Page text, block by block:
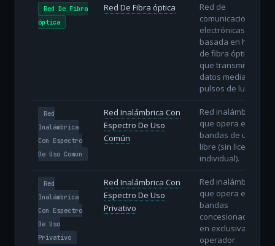
Red De Fibra
óptica
Red De Fibra óptica
Red de
comunicaciones
electrónicas
basada en hilos
de fibra óptica
que transmiten
datos mediante
pulsos de luz.
Red
Inalámbrica
Con Espectro
De Uso Común
Red Inalámbrica Con
Espectro De Uso
Común
Red inalámbrica
que opera en
bandas de uso
libre (sin licencia
individual).
Red
Inalámbrica
Con Espectro
De Uso
Privativo
Red Inalámbrica Con
Espectro De Uso
Privativo
Red inalámbrica
que opera en
bandas
concesionadas
en exclusiva al
operador.